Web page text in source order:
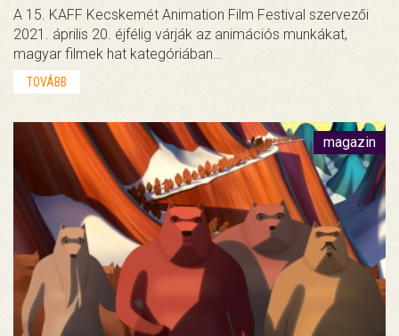
A 15. KAFF Kecskemét Animation Film Festival szervezői
2021. április 20. éjfélig várják az animációs munkákat,
magyar filmek hat kategóriában…
TOVÁBB
magazin